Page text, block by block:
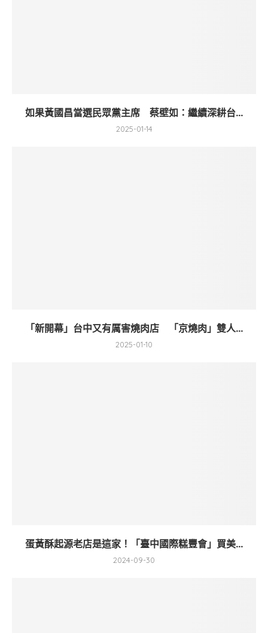
如果黃國昌當選民眾黨主席 蔡壁如：繼續深耕台...
2025-01-14
「新開幕」台中又有厲害燒肉店 「京燒肉」雙人...
2025-01-10
蛋黃酥起源老店是這家！「臺中國際糕豐會」買美...
2024-09-30